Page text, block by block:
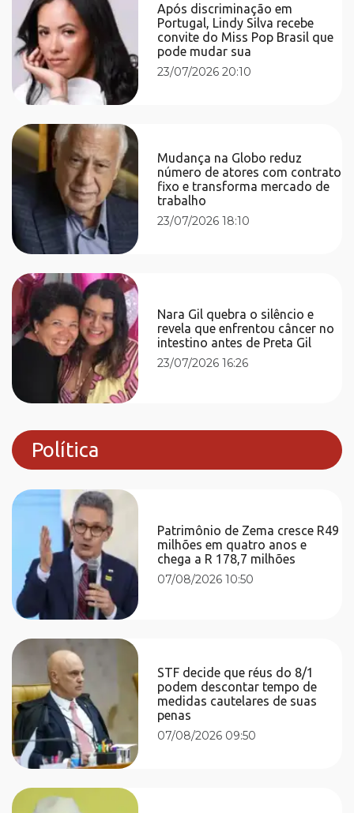
Após discriminação em
Portugal, Lindy Silva recebe
convite do Miss Pop Brasil que
pode mudar sua
23/07/2026 20:10
Mudança na Globo reduz
número de atores com contrato
fixo e transforma mercado de
trabalho
23/07/2026 18:10
Nara Gil quebra o silêncio e
revela que enfrentou câncer no
intestino antes de Preta Gil
23/07/2026 16:26
Política
Patrimônio de Zema cresce R49
milhões em quatro anos e
chega a R 178,7 milhões
07/08/2026 10:50
STF decide que réus do 8/1
podem descontar tempo de
medidas cautelares de suas
penas
07/08/2026 09:50